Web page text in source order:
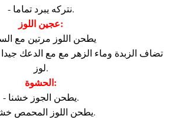
- نتركه يبرد تماما.
عجين اللوز:
لوز.
الحشوة:
- يطحن الجوز خشنا.
- يطحن اللوز المحمص خشنا.